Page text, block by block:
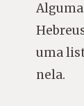
uma
nela.